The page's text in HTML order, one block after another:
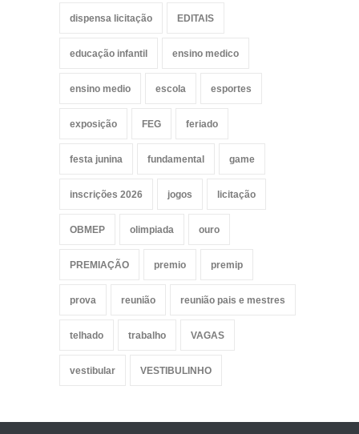
dispensa licitação EDITAIS
educação infantil ensino medico
ensino medio escola esportes
exposição FEG feriado
festa junina fundamental game
inscrições 2026 jogos licitação
OBMEP olimpiada ouro
PREMIAÇÃO premio premip
prova reunião reunião pais e mestres
telhado trabalho VAGAS
vestibular VESTIBULINHO